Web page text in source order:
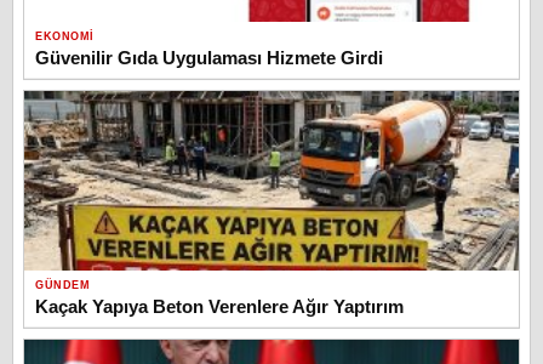
EKONOMI
Güvenilir Gıda Uygulaması Hizmete Girdi
GÜNDEM
Kaçak Yapıya Beton Verenlere Ağır Yaptırım